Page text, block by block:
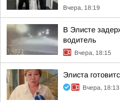
Вчера, 18:19
В Элисте
водитель
Вчера, 18:15
Элиста
Вчера, 18:13